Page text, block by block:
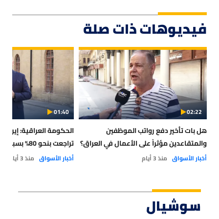
فيديوهات ذات صلة
02:22
هل بات تأخير دفع رواتب الموظفين
والمتقاعدين مؤثراً على الأعمال في العراق؟
أخبار الأسواق منذ 3 أيام
01:40
الحكومة العراقية:
تراجعت بنحو 80% بسبب أزمة مضيق هرمز
أخبار الأسواق منذ 3 أيام
سوشيال